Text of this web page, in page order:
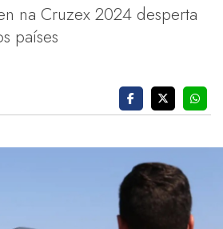
na Cruzex 2024 desperta
países